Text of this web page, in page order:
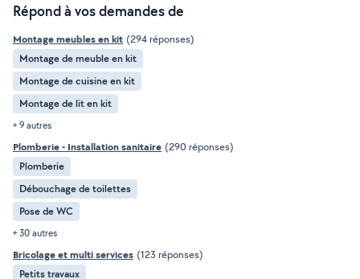
Répond à vos demandes de
Montage meubles en kit (294 réponses)
Montage de meuble en kit
Montage de cuisine en kit
Montage de lit en kit
+ 9 autres
Plomberie - Installation sanitaire (290 réponses)
Plomberie
Débouchage de toilettes
Pose de WC
+ 30 autres
Bricolage et multi services (123 réponses)
Petits travaux